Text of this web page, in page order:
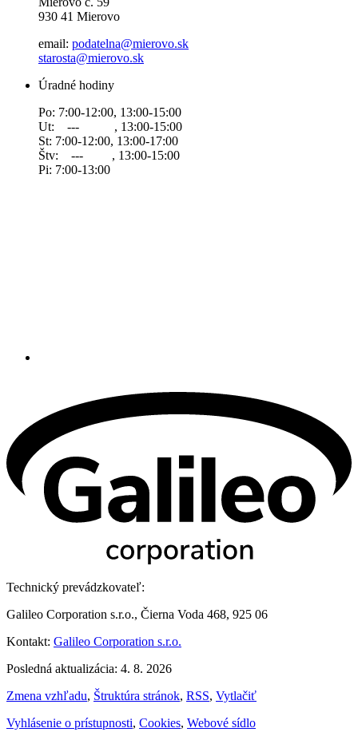
930 41 Mierovo
email: podatelna@mierovo.sk
starosta@mierovo.sk
Úradné hodiny
Po: 7:00-12:00, 13:00-15:00
Ut: --- , 13:00-15:00
St: 7:00-12:00, 13:00-17:00
Štv: --- , 13:00-15:00
Pi: 7:00-13:00
Technický prevádzkovateľ:
Galileo Corporation s.r.o., Čierna Voda 468, 925 06
Kontakt: Galileo Corporation s.r.o.
Posledná aktualizácia: 4. 8. 2026
Zmena vzhľadu, Štruktúra stránok, RSS, Vytlačiť
Vyhlásenie o prístupnosti, Cookies, Webové sídlo